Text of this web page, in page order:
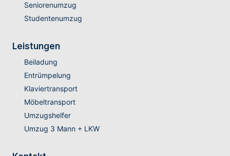
Seniorenumzug
Studentenumzug
Leistungen
Beiladung
Entrümpelung
Klaviertransport
Möbeltransport
Umzugshelfer
Umzug 3 Mann + LKW